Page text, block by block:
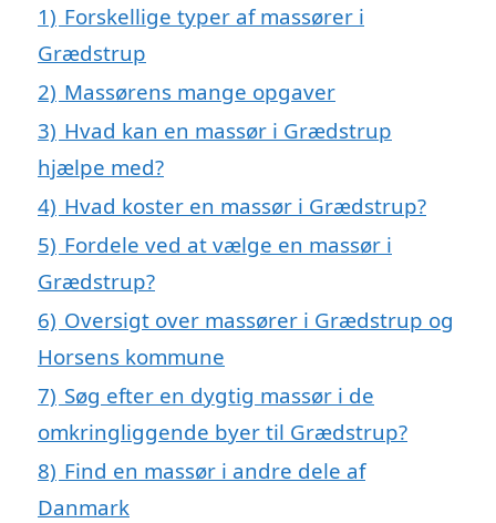
1) Forskellige typer af massører i
Grædstrup
2) Massørens mange opgaver
3) Hvad kan en massør i Grædstrup
hjælpe med?
4) Hvad koster en massør i Grædstrup?
5) Fordele ved at vælge en massør i
Grædstrup?
6) Oversigt over massører i Grædstrup og
Horsens kommune
7) Søg efter en dygtig massør i de
omkringliggende byer til Grædstrup?
8) Find en massør i andre dele af
Danmark